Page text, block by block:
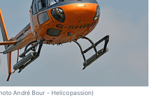
André Bour - Helicopassion)